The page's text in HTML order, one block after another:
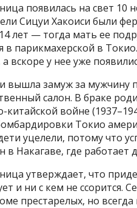
появилась на свет 10
Сицуи Хакоиси были
лет — тогда мать ее
в парикмахерской в
вскоре у нее уже
вышла замуж за мужчину
салон. В браке
китайской войне
Токио
уцелели, потому что
в Накагаве, где работает
утверждает, что
и ни с кем не ссорится.
престарелых, но